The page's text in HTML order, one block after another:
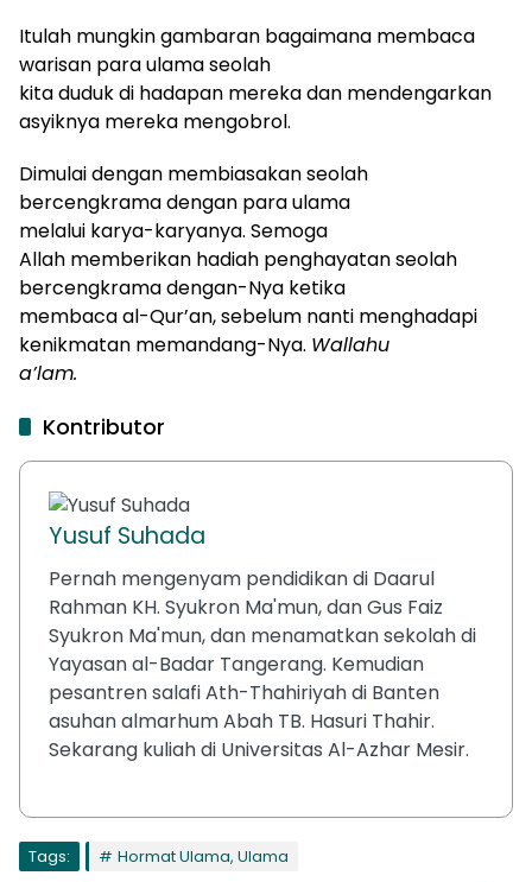
Itulah mungkin gambaran bagaimana membaca
warisan para ulama seolah
kita duduk di hadapan mereka dan mendengarkan
asyiknya mereka mengobrol.
Dimulai dengan membiasakan seolah
bercengkrama dengan para ulama
melalui karya-karyanya. Semoga
Allah memberikan hadiah penghayatan seolah
bercengkrama dengan-Nya ketika
membaca al-Qur’an, sebelum nanti menghadapi
kenikmatan memandang-Nya. Wallahu
a’lam.
Kontributor
Yusuf Suhada
Pernah mengenyam pendidikan di Daarul
Rahman KH. Syukron Ma'mun, dan Gus Faiz
Syukron Ma'mun, dan menamatkan sekolah di
Yayasan al-Badar Tangerang. Kemudian
pesantren salafi Ath-Thahiriyah di Banten
asuhan almarhum Abah TB. Hasuri Thahir.
Sekarang kuliah di Universitas Al-Azhar Mesir.
Tags: Hormat Ulama, Ulama